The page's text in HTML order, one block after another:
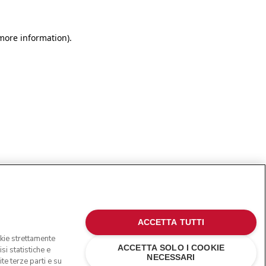
information).
strettamente
statistiche e
terze parti e su
ACCETTA SOLO I COOKIE
NECESSARI
ACCETTA TUTTI